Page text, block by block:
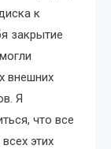
к
закрытие
внешних
Я
что все
этих